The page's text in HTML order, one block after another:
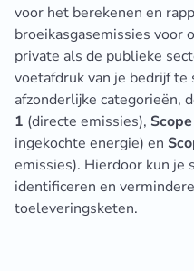
voor het berekenen en
broeikasgasemissies voor
private als de publieke
voetafdruk van je bedrijf
afzonderlijke categorieën,
1 (directe emissies),
ingekochte energie) en
emissies). Hierdoor kun je
identificeren en
toeleveringsketen.